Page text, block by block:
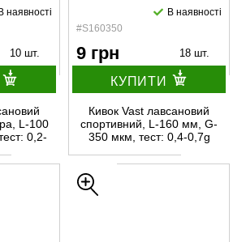
В наявності
10 шт.
L-100
0,2-
#S160350
В наявності
9 грн 18 шт.
КУПИТИ
Кивок Vast лавсановий
спортивний, L-160 мм, G-
350 мкм, тест: 0,4-0,7g